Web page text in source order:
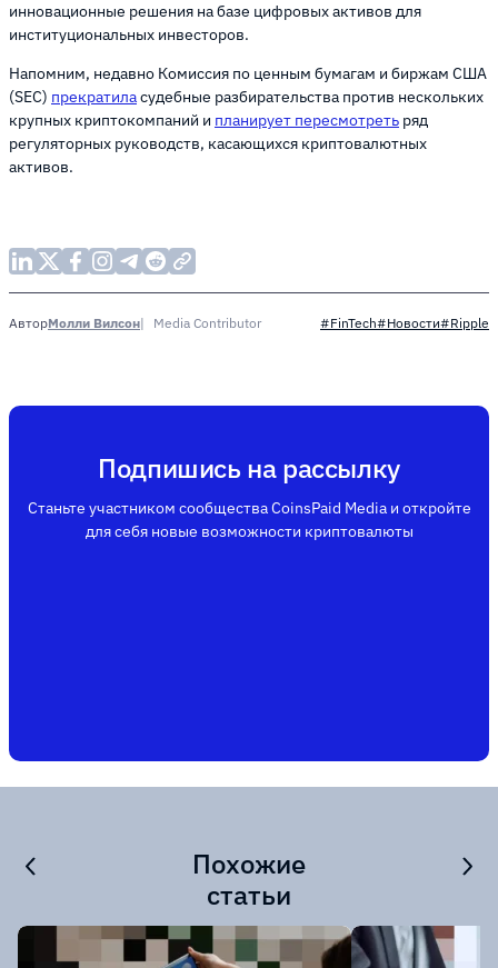
инновационные решения на базе цифровых активов для
институциональных инвесторов.
Напомним, недавно Комиссия по ценным бумагам и биржам США
(SEC) прекратиласудебные разбирательства против нескольких
крупных криптокомпаний и планирует пересмотреть ряд
регуляторных руководств, касающихся криптовалютных
активов.
АвторМолли Вилсон Media Contributor #FinTech#Новости#Ripple
Подпишись на рассылку
Станьте участником сообщества CoinsPaid Media и откройте
для себя новые возможности криптовалюты
Похожие
статьи